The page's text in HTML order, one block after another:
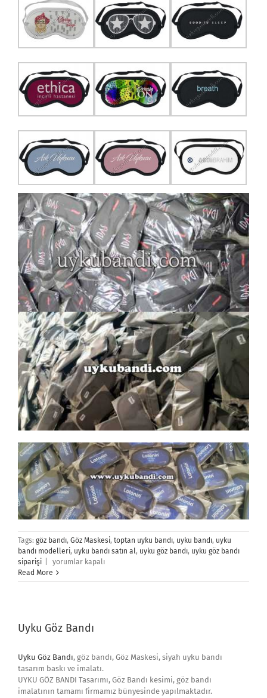
Tags: göz bandı, Göz Maskesi, toptan uyku bandı, uyku bandı, uyku
bandı modelleri, uyku bandı satın al, uyku göz bandı, uyku göz bandı
siparişi
REFERANSLAR
için
yorumlar kapalı
Read More
Uyku Göz Bandı
Uyku Göz Bandı, göz bandı, Göz Maskesi, siyah uyku bandı
tasarım baskı ve imalatı.
UYKU GÖZ BANDI Tasarımı, Göz Bandı kesimi, göz bandı
imalatının tamamı firmamız bünyesinde yapılmaktadır.